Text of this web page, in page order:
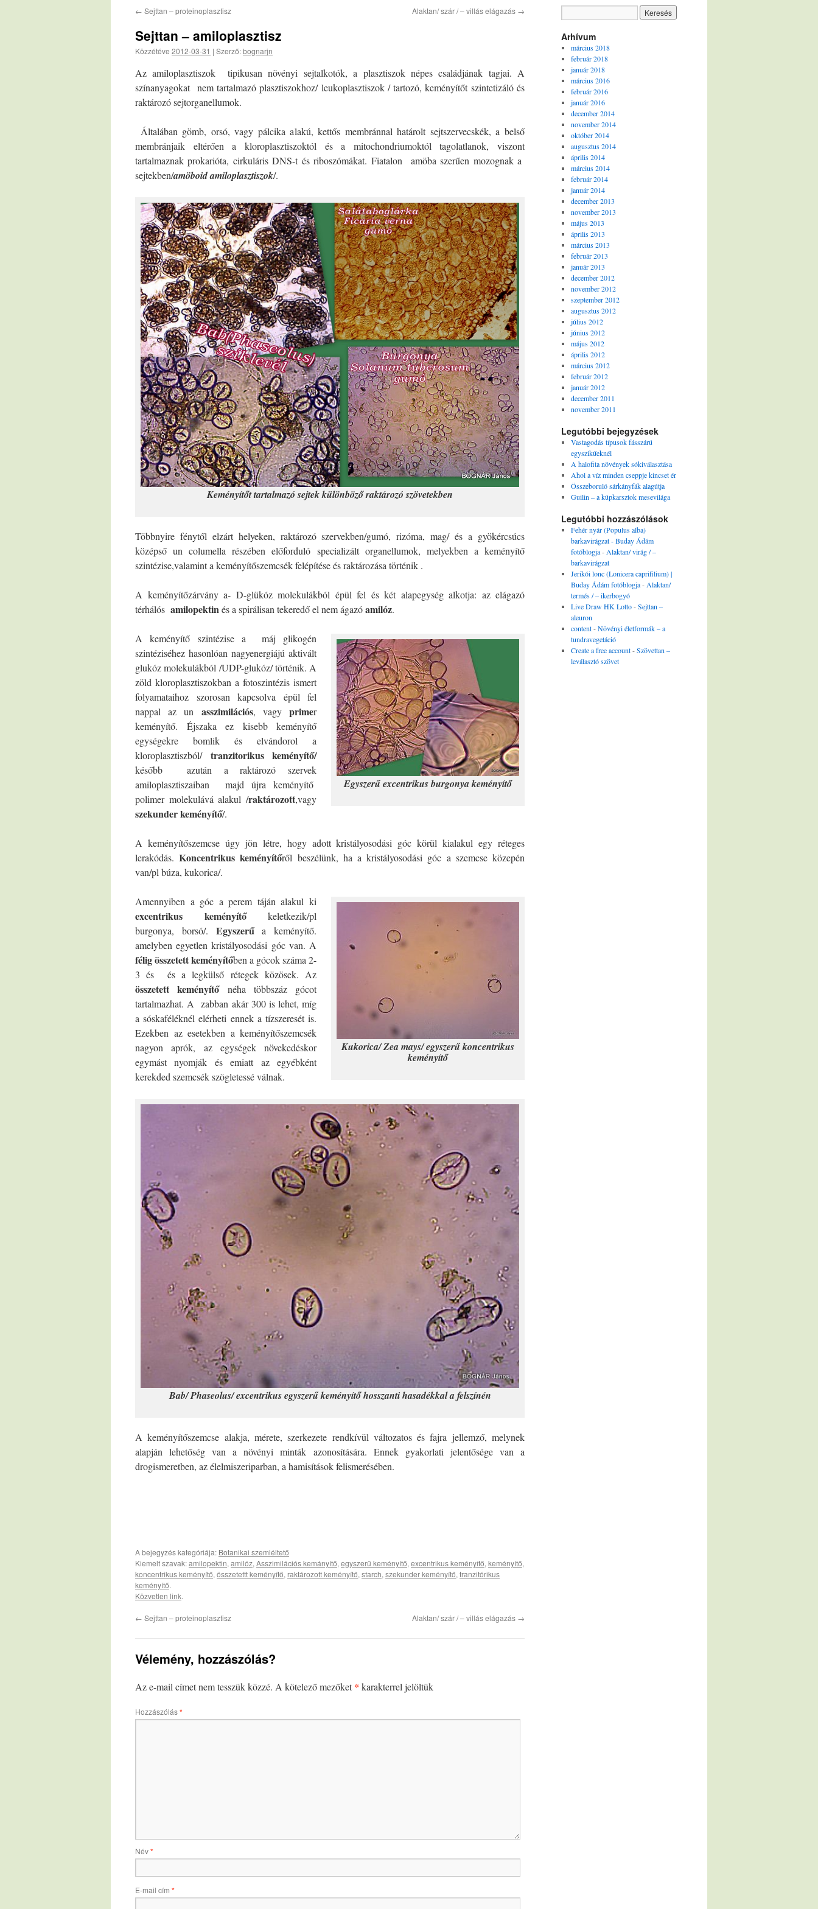
← Sejttan – proteinoplasztisz Alaktan/ szár / – villás elágazás →
Sejttan – amiloplasztisz
Közzétéve 2012-03-31 | Szerző:bognarjn
Az amiloplasztiszok tipikusan növényi sejtalkotók, a plasztiszok népes családjának tagjai. A
színanyagokat nem tartalmazó plasztiszokhoz/ leukoplasztiszok / tartozó, keményítőt szintetizáló és
raktározó sejtorganellumok.
Általában gömb, orsó, vagy pálcika alakú, kettős membránnal határolt sejtszervecskék, a belső
membránjaik eltérően a kloroplasztiszoktól és a mitochondriumoktól tagolatlanok, viszont
tartalmaznak prokarióta, cirkuláris DNS-t és riboszómákat. Fiatalon amöba szerűen mozognak a
sejtekben/amöboid amiloplasztiszok/.
Keményítőt tartalmazó sejtek különböző raktározó szövetekben
Többnyire fénytől elzárt helyeken, raktározó szervekben/gumó, rizóma, mag/ és a gyökércsúcs
középső un columella részében előforduló specializált organellumok, melyekben a keményítő
szintézise,valamint a keményítőszemcsék felépítése és raktározása történik .
A keményítőzárvány a- D-glükóz molekulákból épül fel és két alapegység alkotja: az elágazó
térhálós amilopektin és a spirálisan tekeredő el nem ágazóamilóz.
Egyszerű excentrikus burgonya keményítő
A keményítő szintézise a máj glikogén
szintéziséhez hasonlóan nagyenergiájú aktivált
glukóz molekulákból /UDP-glukóz/ történik. A
zöld kloroplasztiszokban a fotoszintézis ismert
folyamataihoz szorosan kapcsolva épül fel
nappal az un asszimilációs, vagyprimer
keményítő. Éjszaka ez kisebb keményítő
egységekre bomlik és elvándorol a
kloroplasztiszból/ tranzitorikus keményítő/
később azután a raktározó szervek
amiloplasztiszaiban majd újra keményítő
polimer molekulává alakul /raktározott,vagy
szekunder keményítő/.
A keményítőszemcse úgy jön létre, hogy adott kristályosodási góc körül kialakul egy réteges
lerakódás.Koncentrikus keményítőről beszélünk, ha a kristályosodási góc a szemcse közepén
van/pl búza, kukorica/.
Kukorica/ Zea mays/ egyszerű koncentrikus
keményítő
Amennyiben a góc a perem táján alakul ki
excentrikus keményítőkeletkezik/pl
burgonya, borsó/. Egyszerűa keményítő.
amelyben egyetlen kristályosodási góc van. A
félig összetett keményítőben a gócok száma 2-
3 és és a legkülső rétegek közösek. Az
összetett keményítőnéha többszáz gócot
tartalmazhat. A zabban akár 300 is lehet, míg
a sóskaféléknél elérheti ennek a tízszeresét is.
Ezekben az esetekben a keményítőszemcsék
nagyon aprók, az egységek növekedéskor
egymást nyomják és emiatt az egyébként
kerekded szemcsék szögletessé válnak.
Bab/ Phaseolus/ excentrikus egyszerű keményítő hosszanti hasadékkal a felszínén
A keményítőszemcse alakja, mérete, szerkezete rendkívül változatos és fajra jellemző, melynek
alapján lehetőség van a növényi minták azonosítására. Ennek gyakorlati jelentősége van a
drogismeretben, az élelmiszeriparban, a hamisítások felismerésében.
A bejegyzés kategóriája: Botanikai szemléltető
Kiemelt szavak:amilopektin, amilóz, Asszimilációs kemányítő, egyszerű keményítő, excentrikus keményítő, keményítő,
koncentrikus keményítő, összetettt keményítő, raktározott keményítő, starch, szekunder keményítő, tranzitórikus
keményítő.
Közvetlen link.
← Sejttan – proteinoplasztisz Alaktan/ szár / – villás elágazás →
Vélemény, hozzászólás?
Az e-mail címet nem tesszük közzé. A kötelező mezőket* karakterrel jelöltük
Hozzászólás*
Név*
E-mail cím *
Arhívum
március 2018
február 2018
január 2018
március 2016
február 2016
január 2016
december 2014
november 2014
október 2014
augusztus 2014
április 2014
március 2014
február 2014
január 2014
december 2013
november 2013
május 2013
április 2013
március 2013
február 2013
január 2013
december 2012
november 2012
szeptember 2012
augusztus 2012
július 2012
június 2012
május 2012
április 2012
március 2012
február 2012
január 2012
december 2011
november 2011
Legutóbbi bejegyzések
Vastagodás típusok fásszárú
egyszikűeknél
A halofita növények sókiválasztása
Ahol a víz minden cseppje kincset ér
Összeboruló sárkányfák alagútja
Guilin – a kúpkarsztok mesevilága
Legutóbbi hozzászólások
Fehér nyár (Populus alba)
barkavirágzat - Buday Ádám
fotóblogja- Alaktan/ virág / –
barkavirágzat
Jerikói lonc (Lonicera caprifilium) |
Buday Ádám fotóblogja- Alaktan/
termés / – ikerbogyó
Live Draw HK Lotto-Sejttan –
aleuron
content-Növényi életformák – a
tundravegetáció
Create a free account-Szövettan –
leválasztó szövet